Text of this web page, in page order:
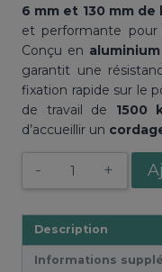
6 mm et 130 mm
et performante pour
Conçu en
garantit une
fixation rapide sur le
de travail de 1500
d’accueillir un
quantité
R20.14
Ø
20
Description
Informations